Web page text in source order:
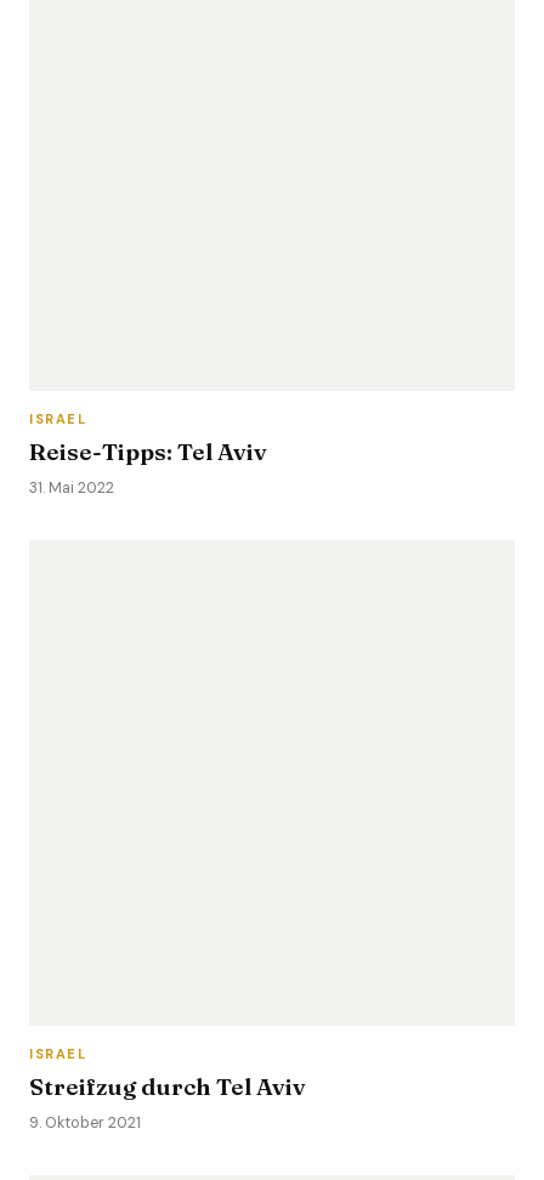
ISRAEL
Reise-Tipps: Tel Aviv
31. Mai 2022
ISRAEL
Streifzug durch Tel Aviv
9. Oktober 2021